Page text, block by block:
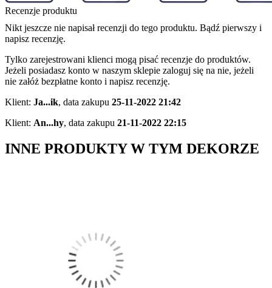
Recenzje produktu
Nikt jeszcze nie napisał recenzji do tego produktu. Bądź pierwszy i
napisz recenzję.
Tylko zarejestrowani klienci mogą pisać recenzje do produktów.
Jeżeli posiadasz konto w naszym sklepie zaloguj się na nie, jeżeli
nie załóż bezpłatne konto i napisz recenzję.
Klient: Ja...ik, data zakupu 25-11-2022 21:42
Klient: An...hy, data zakupu 21-11-2022 22:15
INNE PRODUKTY W TYM DEKORZE